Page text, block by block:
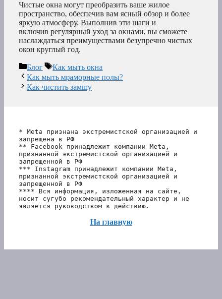
Чистые окна могут преобразить ваше жилое
пространство, обеспечив вам ясный обзор и более
яркую атмосферу. Выполнив эти шаги и
включив регулярный уход за окнами, вы сможете
наслаждаться преимуществами безупречно чистых
окон круглый год.
Рубрики
Блог Метки
Как мыть окна
Как мыть мраморные полы?
Как чистить замшу
* Meta признана экстремистской организацией и
запрещена в РФ
** Facebook принадлежит компании Meta,
признанной экстремистской организацией и
запрещенной в РФ
*** Instagram принадлежит компании Meta,
признанной экстремистской организацией и
запрещенной в РФ
**** Вся информация, изложенная на сайте,
носит сугубо рекомендательный характер и не
является руководством к действию.
На главную